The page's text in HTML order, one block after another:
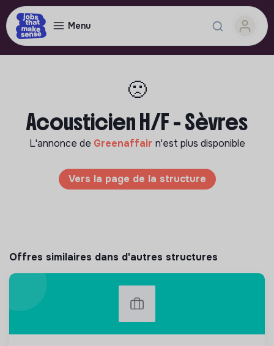
Menu
🙁
Acousticien H/F - Sèvres
L'annonce de Greenaffair n'est plus disponible
Vers la page de la structure
Offres similaires dans d'autres structures